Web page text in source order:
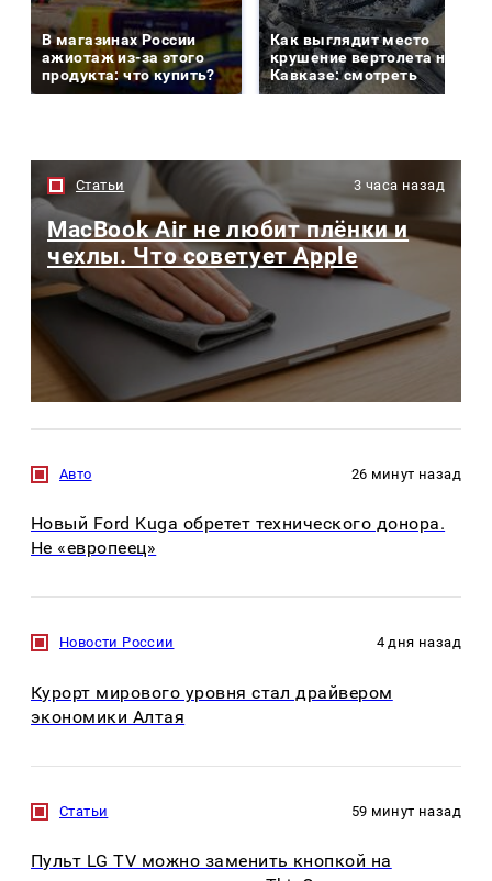
В магазинах России
ажиотаж из-за этого
продукта: что купить?
Как выглядит место
крушение вертолета на
Кавказе: смотреть
Статьи 3 часа назад
MacBook Air не любит плёнки и
чехлы. Что советует Apple
Авто 26 минут назад
Новый Ford Kuga обретет технического донора.
Не «европеец»
Новости России 4 дня назад
Курорт мирового уровня стал драйвером
экономики Алтая
Статьи 59 минут назад
Пульт LG TV можно заменить кнопкой на